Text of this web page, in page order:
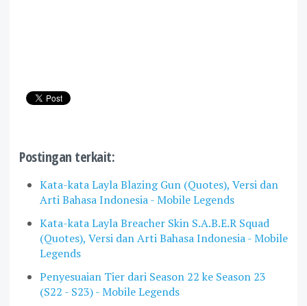
Postingan terkait:
Kata-kata Layla Blazing Gun (Quotes), Versi dan
Arti Bahasa Indonesia - Mobile Legends
Kata-kata Layla Breacher Skin S.A.B.E.R Squad
(Quotes), Versi dan Arti Bahasa Indonesia - Mobile
Legends
Penyesuaian Tier dari Season 22 ke Season 23
(S22 - S23) - Mobile Legends